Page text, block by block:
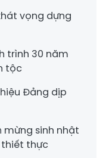
vọng dựng
trình 30 năm
tộc
Đảng dịp
mừng sinh nhật
thiết thực